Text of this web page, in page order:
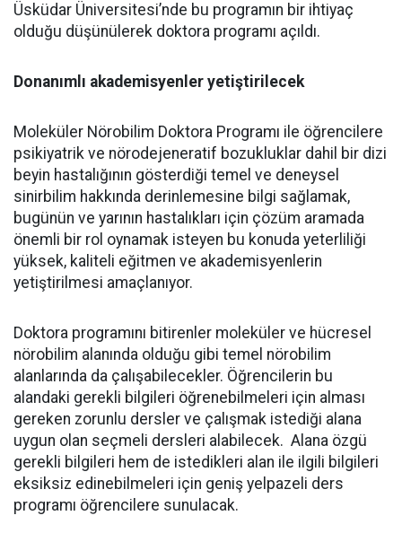
Üsküdar Üniversitesi’nde bu programın bir ihtiyaç
olduğu düşünülerek doktora programı açıldı.
Donanımlı akademisyenler yetiştirilecek
Moleküler Nörobilim Doktora Programı ile öğrencilere
psikiyatrik ve nörodejeneratif bozukluklar dahil bir dizi
beyin hastalığının gösterdiği temel ve deneysel
sinirbilim hakkında derinlemesine bilgi sağlamak,
bugünün ve yarının hastalıkları için çözüm aramada
önemli bir rol oynamak isteyen bu konuda yeterliliği
yüksek, kaliteli eğitmen ve akademisyenlerin
yetiştirilmesi amaçlanıyor.
Doktora programını bitirenler moleküler ve hücresel
nörobilim alanında olduğu gibi temel nörobilim
alanlarında da çalışabilecekler. Öğrencilerin bu
alandaki gerekli bilgileri öğrenebilmeleri için alması
gereken zorunlu dersler ve çalışmak istediği alana
uygun olan seçmeli dersleri alabilecek. Alana özgü
gerekli bilgileri hem de istedikleri alan ile ilgili bilgileri
eksiksiz edinebilmeleri için geniş yelpazeli ders
programı öğrencilere sunulacak.